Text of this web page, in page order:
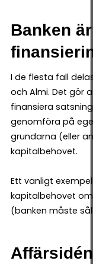
Banken
I de flesta fall
och Almi. Det gör
finansiera
genomföra på
grundarna (eller
kapitalbehovet.
Ett vanligt
kapitalbehovet
(banken måste